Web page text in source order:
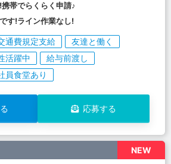
帯でらくらく申請♪
す!ライン作業なし!
通費規定支給
友達と働く
活躍中
給与前渡し
員食堂あり
応募する
NEW